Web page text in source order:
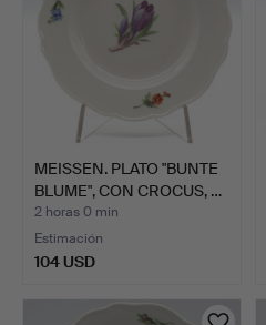
MEISSEN. PLATO "BUNTE
BLUME", CON CROCUS, …
2 horas 0 min
Estimación
104 USD